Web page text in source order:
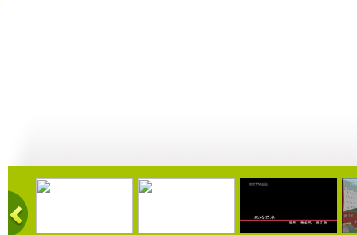
17:14 21:33 21:08